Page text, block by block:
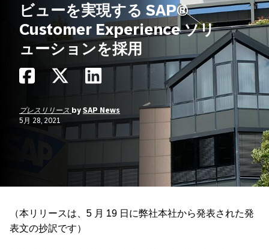
ビューを実現する SAP®
Customer Experience ソリ
ューションを採用
プレスリリース by SAP News
5月 28, 2021
（本リリースは、5 月 19 日に弊社本社から発表された発
表文の抄訳です）